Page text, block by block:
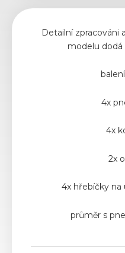
Detailní zpracováni
modelu dodá
4x
4x
2x
4x hřebíčky na
průměr s